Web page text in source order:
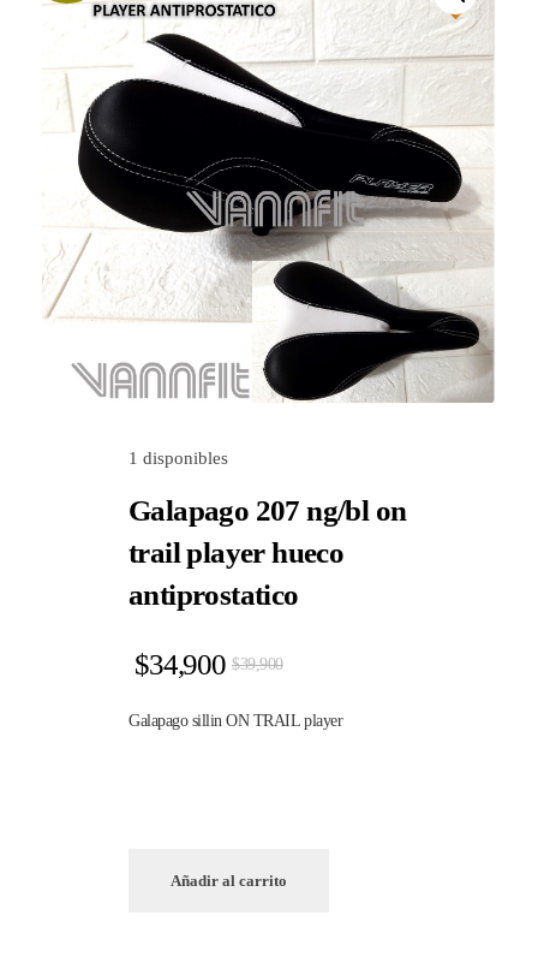
Utilidades para el hogar
Nosotros
Contactanos
Galapago 207 ng/bl on
trail player hueco
antiprostatico
$39,900
$34,900
Galapago sillin ON TRAIL player
1 disponibles
Añadir al carrito